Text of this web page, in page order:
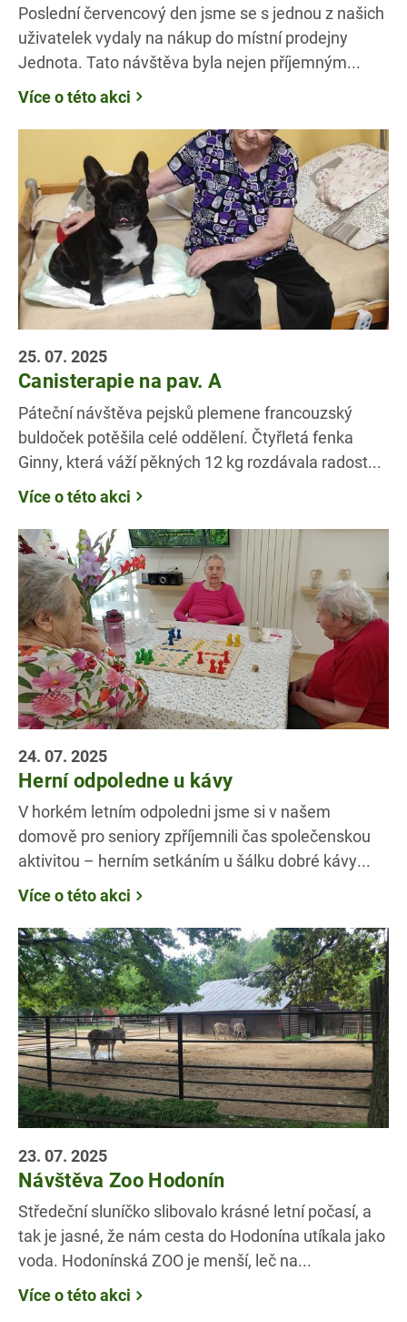
Poslední červencový den jsme se s jednou z našich
uživatelek vydaly na nákup do místní prodejny
Jednota. Tato návštěva byla nejen příjemným...
Více o této akci
25. 07. 2025
Canisterapie na pav. A
Páteční návštěva pejsků plemene francouzský
buldoček potěšila celé oddělení. Čtyřletá fenka
Ginny, která váží pěkných 12 kg rozdávala radost...
Více o této akci
24. 07. 2025
Herní odpoledne u kávy
V horkém letním odpoledni jsme si v našem
domově pro seniory zpříjemnili čas společenskou
aktivitou – herním setkáním u šálku dobré kávy...
Více o této akci
23. 07. 2025
Návštěva Zoo Hodonín
Středeční sluníčko slibovalo krásné letní počasí, a
tak je jasné, že nám cesta do Hodonína utíkala jako
voda. Hodonínská ZOO je menší, leč na...
Více o této akci